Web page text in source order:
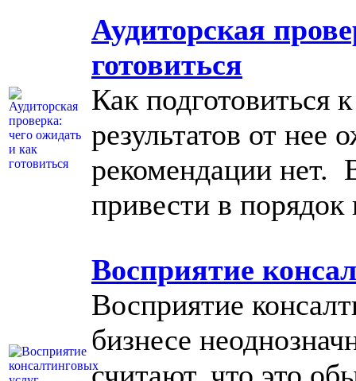
Аудиторская
готовиться
Как подготовиться
результатов от нее
рекомендации нет.
привести в
Восприятие
Восприятие
бизнесе